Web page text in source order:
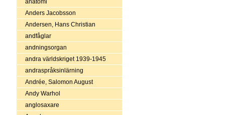
anatomi
Anders Jacobsson
Andersen, Hans Christian
andfåglar
andningsorgan
andra världskriget 1939-1945
andraspråksinlärning
Andrée, Salomon August
Andy Warhol
anglosaxare